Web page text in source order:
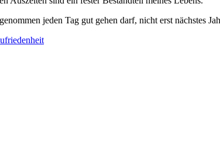
jeden Tag gut gehen darf, nicht erst nächstes